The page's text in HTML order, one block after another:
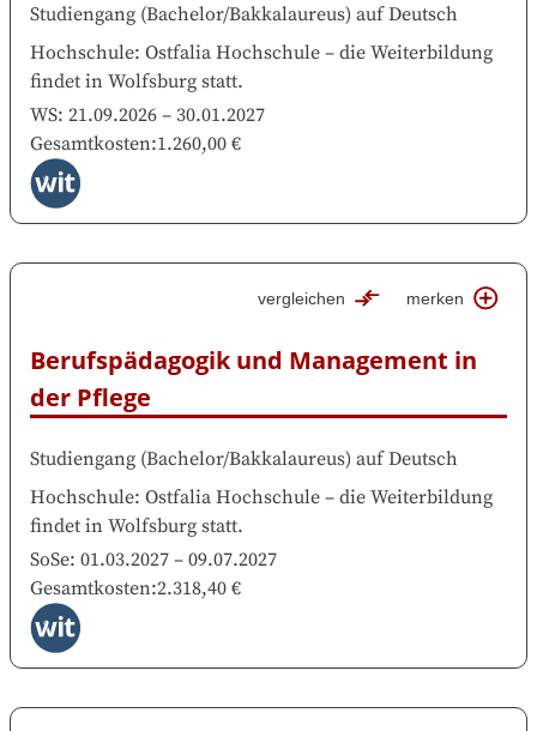
Studiengang (Bachelor/Bakkalaureus) auf Deutsch
Hochschule: Ostfalia Hochschule – die Weiterbildung
findet in Wolfsburg statt.
WS: 21.09.2026 – 30.01.2027
Gesamtkosten:1.260,00 €
Berufspädagogik und Management in
der Pflege
vergleichen merken
Studiengang (Bachelor/Bakkalaureus) auf Deutsch
Hochschule: Ostfalia Hochschule – die Weiterbildung
findet in Wolfsburg statt.
SoSe: 01.03.2027 – 09.07.2027
Gesamtkosten:2.318,40 €